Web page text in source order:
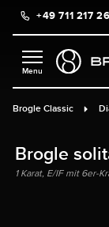
content+49 711 217
Brogle Classic
Brogle
1 Karat, E/IF mit 6er-